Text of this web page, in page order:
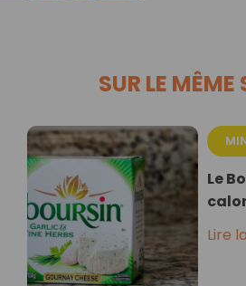
SUR LE MÊME
Le
Lire